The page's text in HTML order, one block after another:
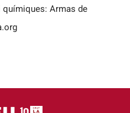
Armas de